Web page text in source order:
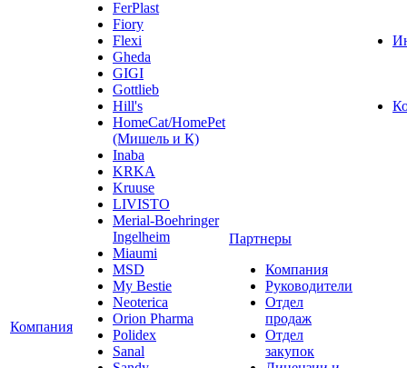
Компания
FerPlast
Fiory
Flexi
Gheda
GIGI
Gottlieb
Hill's
HomeCat/HomePet
(Мишель и К)
Inaba
KRKA
Kruuse
LIVISTO
Merial-Boehringer
Ingelheim
Miaumi
MSD
My Bestie
Neoterica
Orion Pharma
Polidex
Sanal
Партнеры
Компания
Руководители
Отдел
продаж
Отдел
закупок